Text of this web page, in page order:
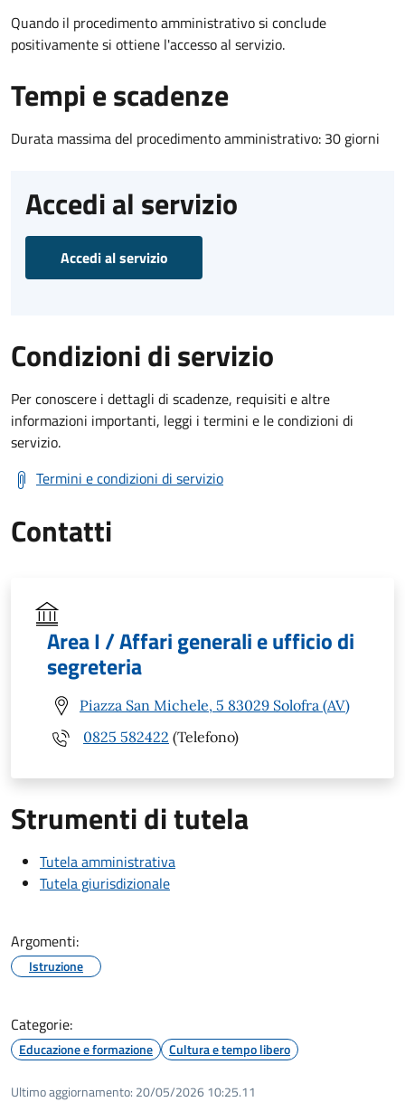
Quando il procedimento amministrativo si conclude
positivamente si ottiene l'accesso al servizio.
Tempi e scadenze
Durata massima del procedimento amministrativo: 30 giorni
Accedi al servizio
Accedi al servizio
Condizioni di servizio
Per conoscere i dettagli di scadenze, requisiti e altre
informazioni importanti, leggi i termini e le condizioni di
servizio.
Termini e condizioni di servizio
Contatti
Area I / Affari generali e ufficio di
segreteria
Piazza San Michele, 5 83029 Solofra (AV)
0825 582422 (Telefono)
Strumenti di tutela
Tutela amministrativa
Tutela giurisdizionale
Argomenti:
Istruzione
Categorie:
Educazione e formazione Cultura e tempo libero
Ultimo aggiornamento: 20/05/2026 10:25.11